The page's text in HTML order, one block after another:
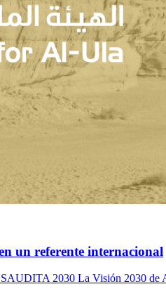
un referente internacional
2030 La Visión 2030 de